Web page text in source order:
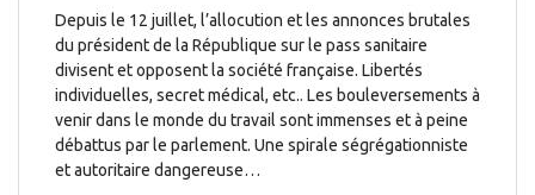
Depuis le 12 juillet, l’allocution et les annonces brutales
du président de la République sur le pass sanitaire
divisent et opposent la société française. Libertés
individuelles, secret médical, etc.. Les bouleversements à
venir dans le monde du travail sont immenses et à peine
débattus par le parlement. Une spirale ségrégationniste
et autoritaire dangereuse…